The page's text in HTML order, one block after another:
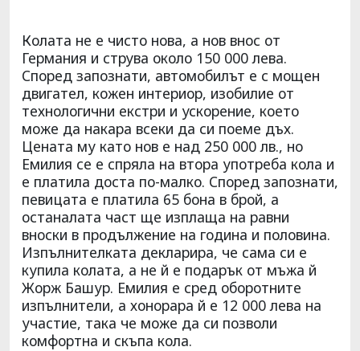
Колата не е чисто нова, а нов внос от
Германия и струва около 150 000 лева.
Според запознати, автомобилът е с мощен
двигател, кожен интериор, изобилие от
технологични екстри и ускорение, което
може да накара всеки да си поеме дъх.
Цената му като нов е над 250 000 лв., но
Емилия се е спряла на втора употреба кола и
е платила доста по-малко. Според запознати,
певицата е платила 65 бона в брой, а
останалата част ще изплаща на равни
вноски в продължение на година и половина.
Изпълнителката декларира, че сама си е
купила колата, а не й е подарък от мъжа й
Жорж Башур. Емилия е сред оборотните
изпълнители, а хонорара й е 12 000 лева на
участие, така че може да си позволи
комфортна и скъпа кола.